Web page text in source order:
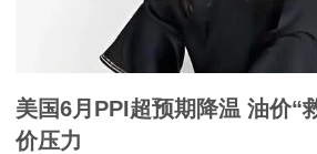
美国6月PPI超预期降温 油价“
价压力